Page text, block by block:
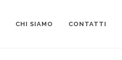
CHI SIAMO CONTATTI